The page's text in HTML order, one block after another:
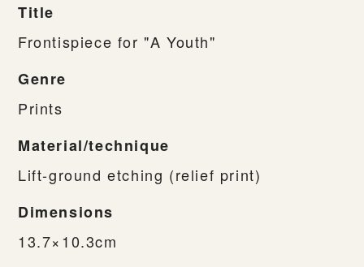
Title
Frontispiece for "A Youth"
Genre
Prints
Material/technique
Lift-ground etching (relief print)
Dimensions
13.7×10.3cm